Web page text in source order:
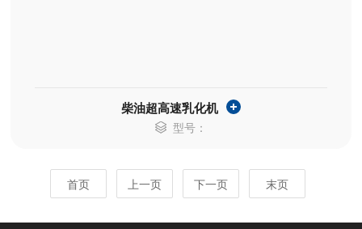
柴油超高速乳化机
型号：
首页 上一页 下一页 末页